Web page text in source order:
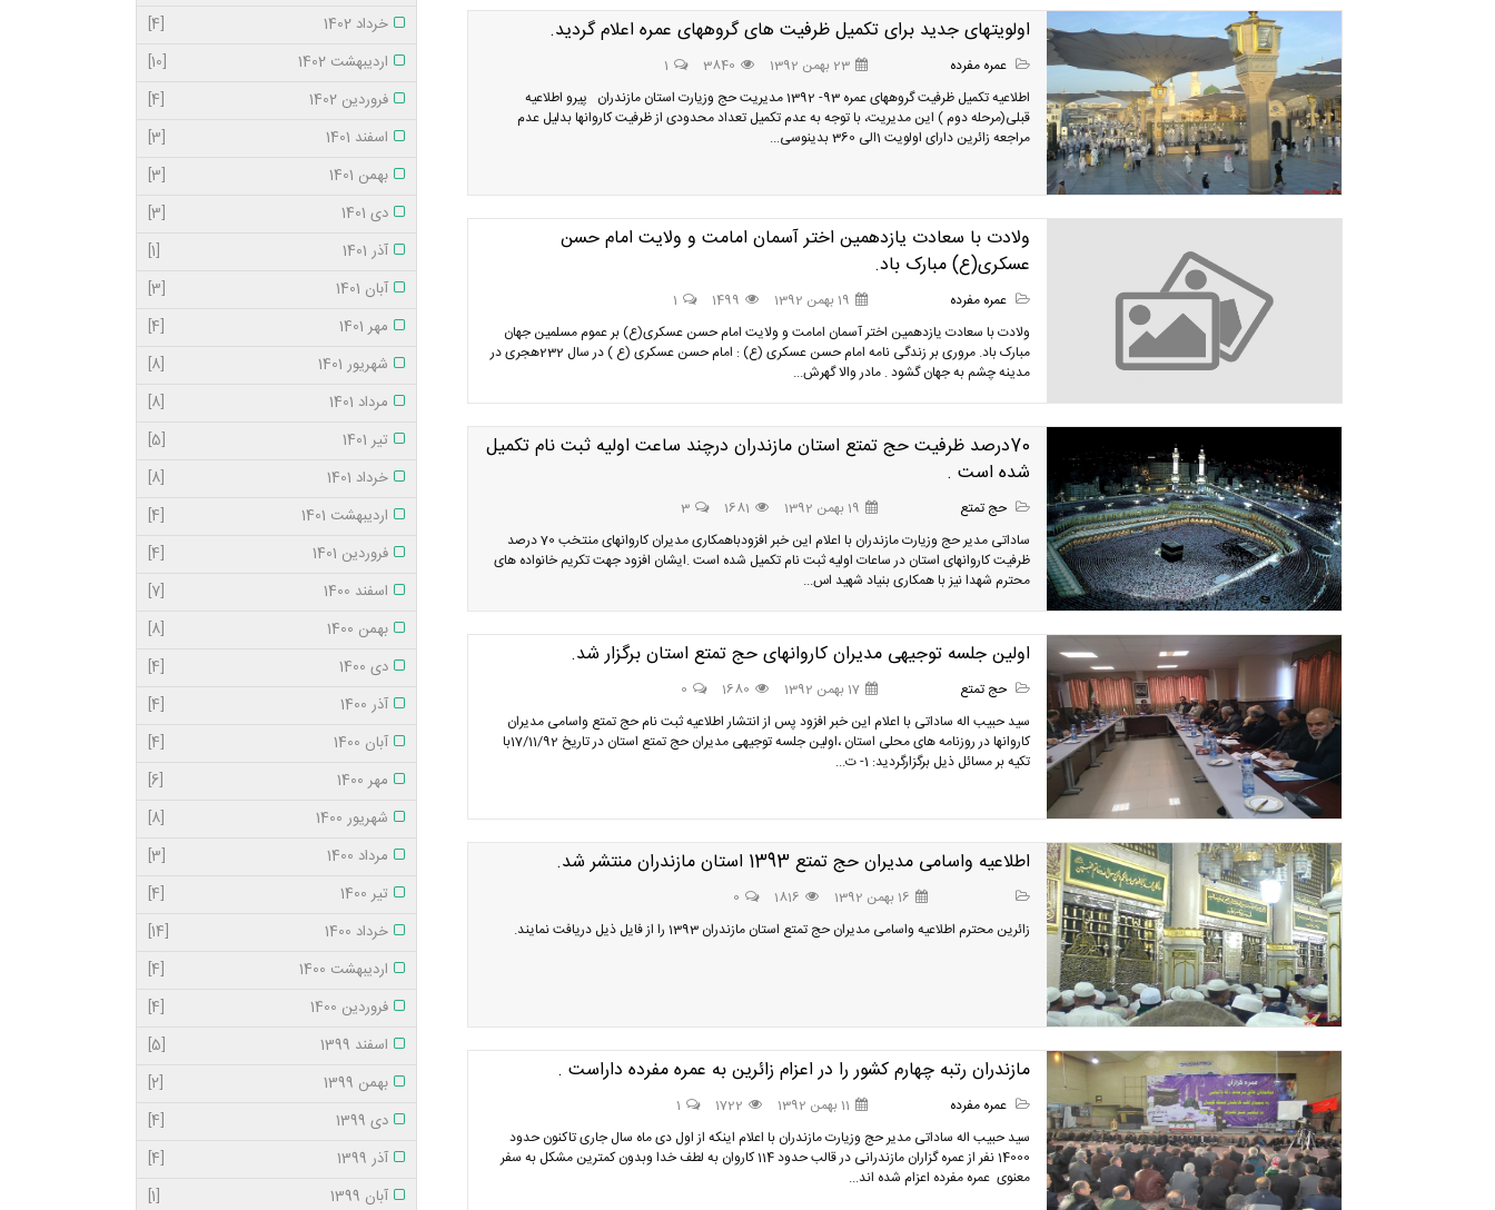
اولویتهای جدید برای تکمیل ظرفیت های گروههای عمره اعلام گردید.
عمره مفرده 23 بهمن 1392 3840
1
اطلاعیه تکمیل ظرفیت گروههای عمره 93- 1392 مدیریت حج وزیارت استان مازندران پیرو اطلاعیه
قبلی(مرحله دوم ) این مدیریت، با توجه به عدم تکمیل تعداد محدودی از ظرفیت کاروانها بدلیل عدم
مراجعه زائرین دارای اولویت 1الی 360 بدینوسی...
ولادت با سعادت یازدهمین اختر آسمان امامت و ولایت امام حسن
عسکری(ع) مبارک باد.
عمره مفرده 19 بهمن 1392 1499
1
ولادت با سعادت یازدهمین اختر آسمان امامت و ولایت امام حسن عسکری(ع) بر عموم مسلمین جهان
مبارک باد. مروری بر زندگی نامه امام حسن عسکری (ع) : امام حسن عسکری (ع ) در سال 232هجری در
مدينه چشم به جهان گشود . مادر والا گهرش...
70درصد ظرفیت حج تمتع استان مازندران درچند ساعت اولیه ثبت نام تکمیل
شده است .
حج تمتع 19 بهمن 1392 1681
3
ساداتی مدیر حج وزیارت مازندران با اعلام این خبر افزودباهمکاری مدیران کاروانهای منتخب 70 درصد
ظرفیت کاروانهای استان در ساعات اولیه ثبت نام تکمیل شده است .ایشان افزود جهت تکریم خانواده های
محترم شهدا نیز با همکاری بنیاد شهید اس...
اولین جلسه توجیهی مدیران کاروانهای حج تمتع استان برگزار شد.
حج تمتع 17 بهمن 1392 1680
0
سید حبیب اله ساداتی با اعلام این خبر افزود پس از انتشار اطلاعیه ثبت نام حج تمتع واسامی مدیران
کاروانها در روزنامه های محلی استان ،اولین جلسه توجیهی مدیران حج تمتع استان در تاریخ 17/11/92با
تکیه بر مسائل ذیل برگزارگردید: 1- ت...
اطلاعیه واسامی مدیران حج تمتع 1393 استان مازندران منتشر شد.
16 بهمن 1392 1816
0
زائرین محترم اطلاعیه واسامی مدیران حج تمتع استان مازندران 1393 را از فایل ذیل دریافت نمایند.
مازندران رتبه چهارم کشور را در اعزام زائرین به عمره مفرده داراست .
عمره مفرده 11 بهمن 1392 1722
1
سید حبیب اله ساداتی مدیر حج وزیارت مازندران با اعلام اینکه از اول دی ماه سال جاری تاکنون حدود
14000 نفر از عمره گزاران مازندرانی در قالب حدود 114 کاروان به لطف خدا وبدون کمترین مشکل به سفر
معنوی عمره مفرده اعزام شده اند...
خرداد 1402
[4]
اردیبهشت 1402
[10]
فروردین 1402
[4]
اسفند 1401
[3]
بهمن 1401
[3]
دی 1401
[3]
آذر 1401
[1]
آبان 1401
[3]
مهر 1401
[4]
شهریور 1401
[8]
مرداد 1401
[8]
تیر 1401
[5]
خرداد 1401
[8]
اردیبهشت 1401
[4]
فروردین 1401
[4]
اسفند 1400
[7]
بهمن 1400
[8]
دی 1400
[4]
آذر 1400
[4]
آبان 1400
[4]
مهر 1400
[6]
شهریور 1400
[8]
مرداد 1400
[3]
تیر 1400
[4]
خرداد 1400
[14]
اردیبهشت 1400
[4]
فروردین 1400
[4]
اسفند 1399
[5]
بهمن 1399
[2]
دی 1399
[4]
آذر 1399
[4]
آبان 1399
[1]